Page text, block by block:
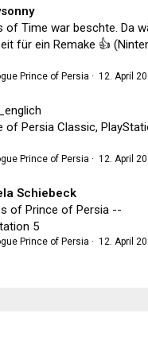
of Time war beschte. Da
für ein Remake 👍
Prince of Persia · 12. April
of Persia Classic,
Prince of Persia · 12. April
Schiebeck
of Prince of Persia --
5
Prince of Persia · 12. April